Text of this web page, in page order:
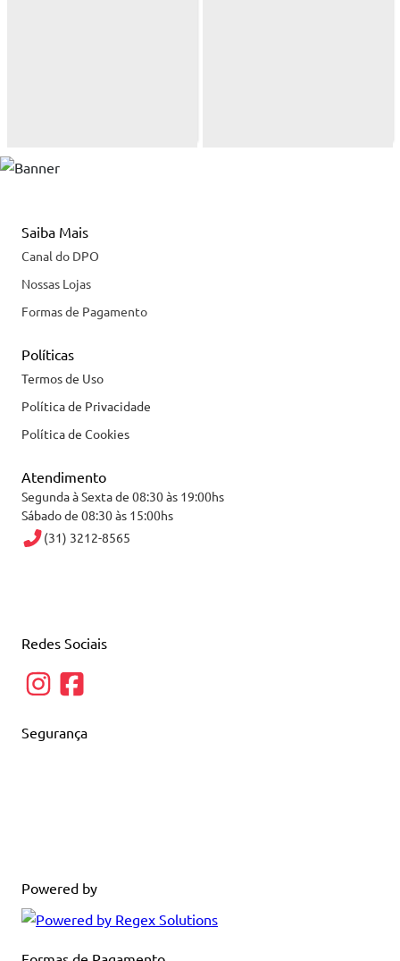
Saiba Mais
Canal do DPO
Nossas Lojas
Formas de Pagamento
Políticas
Termos de Uso
Política de Privacidade
Política de Cookies
Atendimento
Segunda à Sexta de 08:30 às 19:00hs
Sábado de 08:30 às 15:00hs
(31) 3212-8565
Redes Sociais
Segurança
Powered by